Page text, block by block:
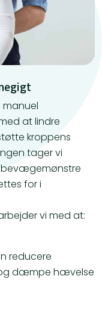
manuel
at lindre
kroppens
tager vi
bevægemønstre
for i
vi med at:
reducere
dæmpe hævelse